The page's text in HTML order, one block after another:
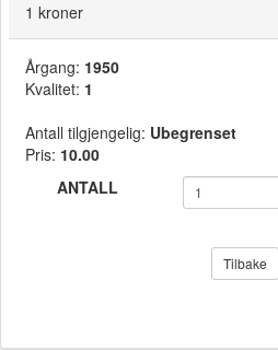
1 kroner
Årgang: 1950
Kvalitet: 1
Antall tilgjengelig: Ubegrenset
Pris: 10.00
ANTALL
Tilbake